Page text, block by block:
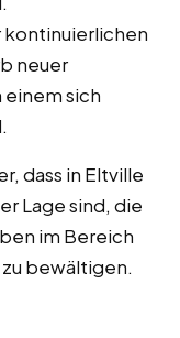
neuer
einem sich
dass in Eltville
Lage sind, die
im Bereich
bewältigen.